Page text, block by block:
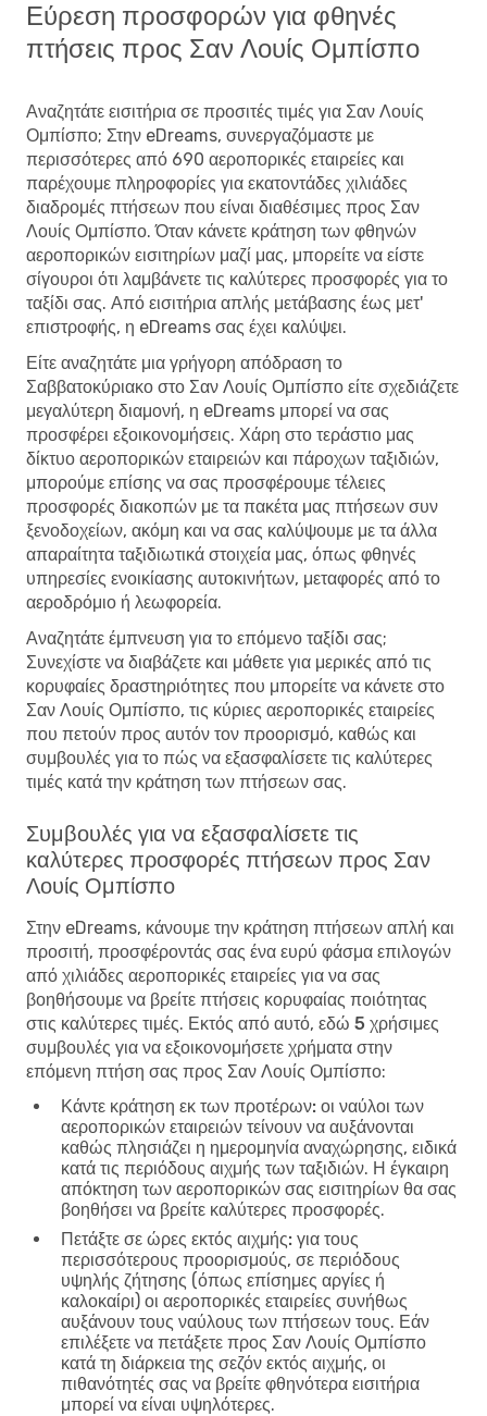
Alaska Airlines1 Στάση
Σαν Λουίς Ομπίσπο
- Λονδίνο
Εύρεση προσφορών για φθηνές
πτήσεις προς Σαν Λουίς Ομπίσπο
Αναζητάτε εισιτήρια σε προσιτές τιμές για Σαν Λουίς
Ομπίσπο; Στην eDreams, συνεργαζόμαστε με
περισσότερες από 690 αεροπορικές εταιρείες και
παρέχουμε πληροφορίες για εκατοντάδες χιλιάδες
διαδρομές πτήσεων που είναι διαθέσιμες προς Σαν
Λουίς Ομπίσπο. Όταν κάνετε κράτηση των φθηνών
αεροπορικών εισιτηρίων μαζί μας, μπορείτε να είστε
σίγουροι ότι λαμβάνετε τις καλύτερες προσφορές για το
ταξίδι σας. Από εισιτήρια απλής μετάβασης έως μετ'
επιστροφής, η eDreams σας έχει καλύψει.
Είτε αναζητάτε μια γρήγορη απόδραση το
Σαββατοκύριακο στο Σαν Λουίς Ομπίσπο είτε σχεδιάζετε
μεγαλύτερη διαμονή, η eDreams μπορεί να σας
προσφέρει εξοικονομήσεις. Χάρη στο τεράστιο μας
δίκτυο αεροπορικών εταιρειών και πάροχων ταξιδιών,
μπορούμε επίσης να σας προσφέρουμε τέλειες
προσφορές διακοπών με τα πακέτα μας πτήσεων συν
ξενοδοχείων, ακόμη και να σας καλύψουμε με τα άλλα
απαραίτητα ταξιδιωτικά στοιχεία μας, όπως φθηνές
υπηρεσίες ενοικίασης αυτοκινήτων, μεταφορές από το
αεροδρόμιο ή λεωφορεία.
Αναζητάτε έμπνευση για το επόμενο ταξίδι σας;
Συνεχίστε να διαβάζετε και μάθετε για μερικές από τις
κορυφαίες δραστηριότητες που μπορείτε να κάνετε στο
Σαν Λουίς Ομπίσπο, τις κύριες αεροπορικές εταιρείες
που πετούν προς αυτόν τον προορισμό, καθώς και
συμβουλές για το πώς να εξασφαλίσετε τις καλύτερες
τιμές κατά την κράτηση των πτήσεων σας.
Συμβουλές για να εξασφαλίσετε τις
καλύτερες προσφορές πτήσεων προς Σαν
Λουίς Ομπίσπο
Στην eDreams, κάνουμε την κράτηση πτήσεων απλή και
προσιτή, προσφέροντάς σας ένα ευρύ φάσμα επιλογών
από χιλιάδες αεροπορικές εταιρείες για να σας
βοηθήσουμε να βρείτε πτήσεις κορυφαίας ποιότητας
στις καλύτερες τιμές. Εκτός από αυτό, εδώ 5 χρήσιμες
συμβουλές για να εξοικονομήσετε χρήματα στην
επόμενη πτήση σας προς Σαν Λουίς Ομπίσπο:
Κάντε κράτηση εκ των προτέρων: οι ναύλοι των
αεροπορικών εταιρειών τείνουν να αυξάνονται
καθώς πλησιάζει η ημερομηνία αναχώρησης, ειδικά
κατά τις περιόδους αιχμής των ταξιδιών. Η έγκαιρη
απόκτηση των αεροπορικών σας εισιτηρίων θα σας
βοηθήσει να βρείτε καλύτερες προσφορές.
Πετάξτε σε ώρες εκτός αιχμής: για τους
περισσότερους προορισμούς, σε περιόδους
υψηλής ζήτησης (όπως επίσημες αργίες ή
καλοκαίρι) οι αεροπορικές εταιρείες συνήθως
αυξάνουν τους ναύλους των πτήσεων τους. Εάν
επιλέξετε να πετάξετε προς Σαν Λουίς Ομπίσπο
κατά τη διάρκεια της σεζόν εκτός αιχμής, οι
πιθανότητές σας να βρείτε φθηνότερα εισιτήρια
μπορεί να είναι υψηλότερες.